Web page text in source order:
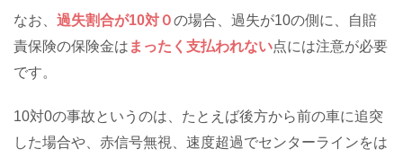
なお、 過失割合が10対０の場合、過失が10の側に、自賠
責保険の保険金は まったく支払われない点には注意が必要
です。
10対0の事故というのは、たとえば後方から前の車に追突
した場合や、赤信号無視、速度超過でセンターラインをは